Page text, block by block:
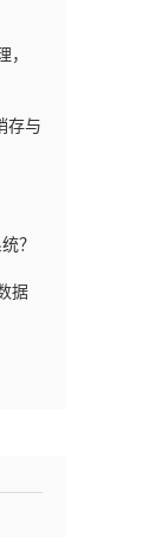
存与
？
据